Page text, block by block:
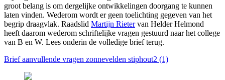
groot belang is om dergelijke ontwikkelingen doorgang te kunnen
laten vinden. Wederom wordt er geen toelichting gegeven van het
begrip draagvlak. Raadslid Martijn Rietervan Helder Helmond
heeft daarom wederom schriftelijke vragen gestuurd naar het college
van B en W. Lees onderin de volledige brief terug.
Brief aanvullende vragen zonnevelden stiphout2 (1)